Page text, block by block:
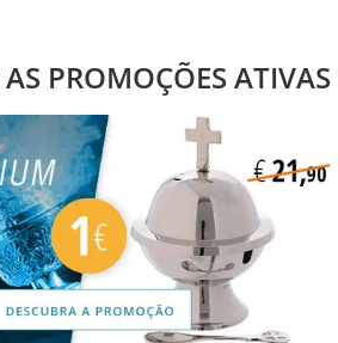
PROMOÇÕES ATIVAS